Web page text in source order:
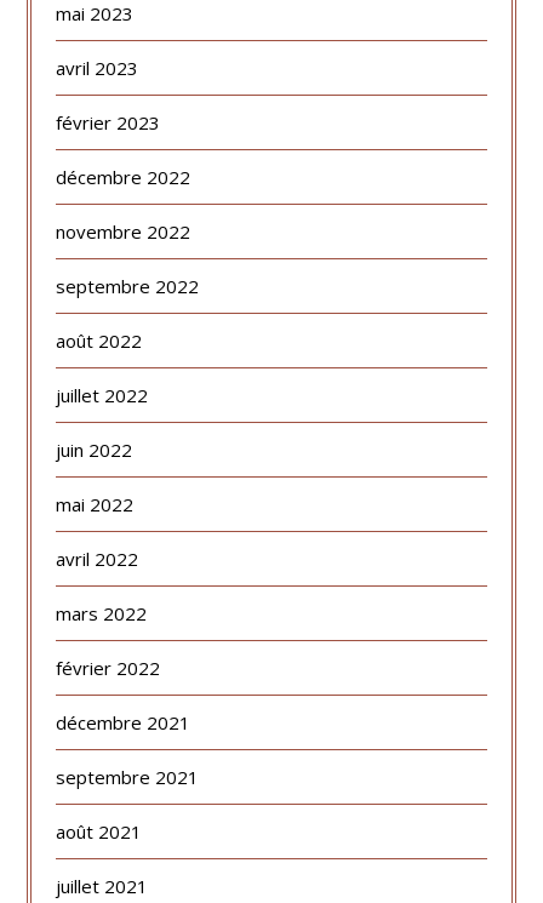
mai 2023
avril 2023
février 2023
décembre 2022
novembre 2022
septembre 2022
août 2022
juillet 2022
juin 2022
mai 2022
avril 2022
mars 2022
février 2022
décembre 2021
septembre 2021
août 2021
juillet 2021